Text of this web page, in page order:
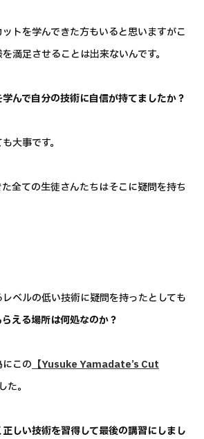
トを学んできた方もいると思いますがこ
満足させることは出来ないんです。
んで自分の技術に自信が持てましたか？
大事です。
全ての生徒さんたちはそこに疑問を持ち
ベルの低い技術に疑問を持ったとしても
える場所は何処なのか？
この 【Yusuke Yamadate’s Cut
た。
しい技術を習得して最後の講習にしまし